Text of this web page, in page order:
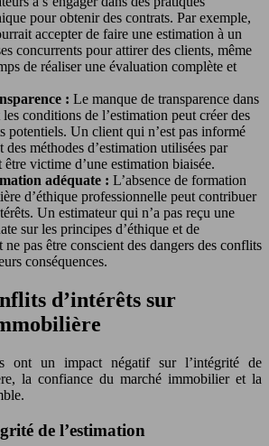
pour obtenir des contrats. Par exemple,
accepter de faire une estimation à un
concurrents pour attirer des clients, même
de réaliser une évaluation complète et
: Le manque de transparence dans
conditions de l’estimation peut créer des
potentiels. Un client qui n’est pas informé
des méthodes d’estimation utilisées par
être victime d’une estimation biaisée.
adéquate : L’absence de formation
d’éthique professionnelle peut contribuer
Un estimateur qui n’a pas reçu une
sur les principes d’éthique et de
pas être conscient des dangers des conflits
conséquences.
d’intérêts sur
ont un impact négatif sur l’intégrité de
la confiance du marché immobilier et la
de l’estimation